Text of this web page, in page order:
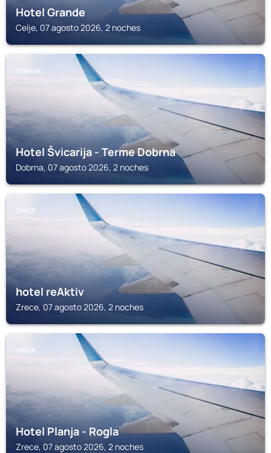
Hotel Grande
Celje, 07 agosto 2026, 2 noches
DOBRNA
Hotel Švicarija - Terme Dobrna
Dobrna, 07 agosto 2026, 2 noches
ZRECE
hotel reAktiv
Zrece, 07 agosto 2026, 2 noches
ZRECE
Hotel Planja - Rogla
Zrece, 07 agosto 2026, 2 noches